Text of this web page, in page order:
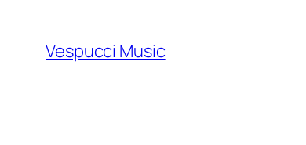
content
Vespucci Music